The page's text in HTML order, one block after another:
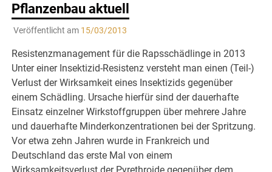
Pflanzenbau aktuell
Veröffentlicht am 15/03/2013
Resistenzmanagement für die Rapsschädlinge in 2013
Unter einer Insektizid-Resistenz versteht man einen (Teil-)
Verlust der Wirksamkeit eines Insektizids gegenüber
einem Schädling. Ursache hierfür sind der dauerhafte
Einsatz einzelner Wirkstoffgruppen über mehrere Jahre
und dauerhafte Minderkonzentrationen bei der Spritzung.
Vor etwa zehn Jahren wurde in Frankreich und
Deutschland das erste Mal von einem